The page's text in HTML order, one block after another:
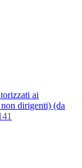
ai
dirigenti) (da